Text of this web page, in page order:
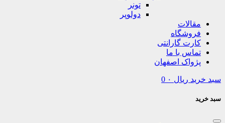
تونر
دولوپر
مقالات
فروشگاه
کارت گارانتی
تماس با ما
پژواک اصفهان
سبد خرید ریال 0
سبد خرید